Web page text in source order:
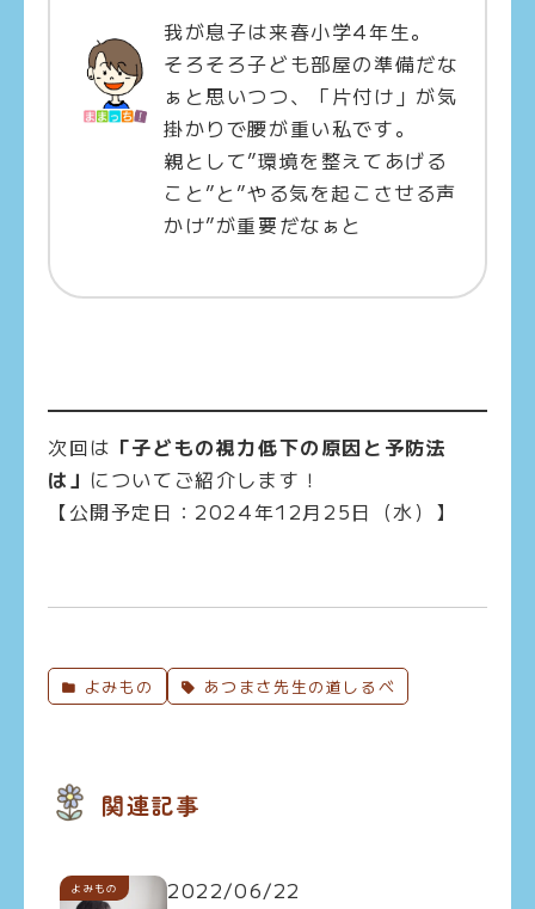
我が息子は来春小学4年生。
そろそろ子ども部屋の準備だな
ぁと思いつつ、「片付け」が気
掛かりで腰が重い私です。
親として”環境を整えてあげる
こと”と”やる気を起こさせる声
かけ”が重要だなぁと
次回は 「子どもの視力低下の原因と予防法
は」 についてご紹介します！
【公開予定日：2024年12月25日（水）】
よみもの あつまさ先生の道しるべ
関連記事
よみもの
2022/06/22